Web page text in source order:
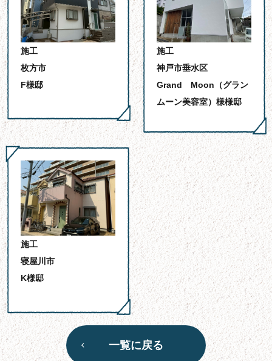
施工
枚方市
F様邸
施工
神戸市垂水区
Grand Moon（グラン
ムーン美容室）様様邸
施工
寝屋川市
K様邸
一覧に戻る